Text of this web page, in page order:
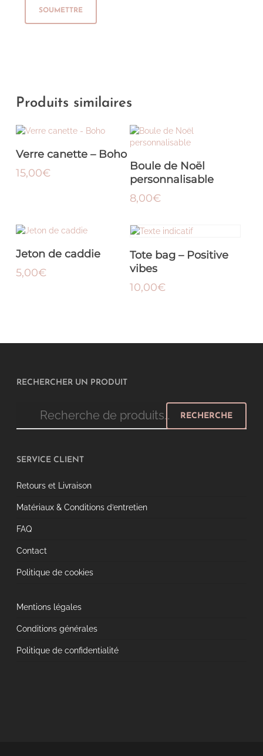
Produits similaires
LIRE LA SUITE
Verre canette – Boho
15,00€
AJOUTER AU PANIER
Boule de Noël
personnalisable
8,00€
AJOUTER AU PANIER
Jeton de caddie
5,00€
AJOUTER AU PANIER
Tote bag – Positive
vibes
10,00€
RECHERCHER UN PRODUIT
RECHERCHE
SERVICE CLIENT
Retours et Livraison
Matériaux & Conditions d’entretien
FAQ
Contact
Politique de cookies
Mentions légales
Conditions générales
Politique de confidentialité